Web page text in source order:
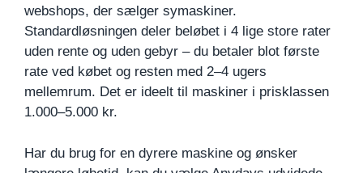
webshops, der sælger symaskiner.
Standardløsningen deler beløbet i 4 lige store rater
uden rente og uden gebyr – du betaler blot første
rate ved købet og resten med 2–4 ugers
mellemrum. Det er ideelt til maskiner i prisklassen
1.000–5.000 kr.
Har du brug for en dyrere maskine og ønsker